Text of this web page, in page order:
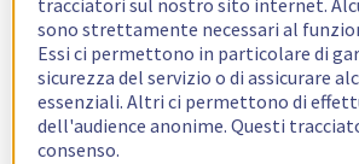
tracciatori sul nostro sito internet.
sono strettamente necessari al
Essi ci permettono in particolare di
sicurezza del servizio o di assicurare
essenziali. Altri ci permettono di
dell'audience anonime. Questi
consenso.